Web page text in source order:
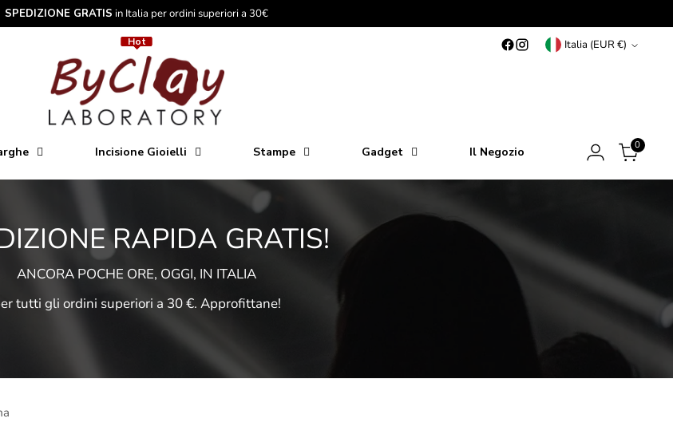
SPEDIZIONE GRATIS in Italia per ordini superiori a 30€
Valuta Italia (EUR €)
Hot
Hot
Incisione Gioielli Stampe Gadget Il Negozio 0
RAPIDA GRATIS!
ANCORA POCHE ORE, OGGI, IN ITALIA
tutti gli ordini superiori a 30 €. Approfittane!